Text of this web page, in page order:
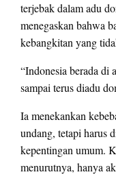
terjebak dalam adu
menegaskan bahwa
kebangkitan yang
“Indonesia berada di
sampai terus diadu
Ia menekankan
undang, tetapi harus
kepentingan umum.
menurutnya, hanya